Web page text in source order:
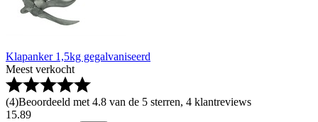
Klapanker 1,5kg gegalvaniseerd
Meest verkocht
(4)Beoordeeld met 4.8 van de 5 sterren, 4 klantreviews
15.89